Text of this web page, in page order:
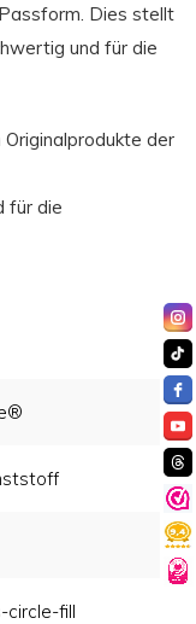
Dies stellt
und für die
Originalprodukte der
für die
circle-fill